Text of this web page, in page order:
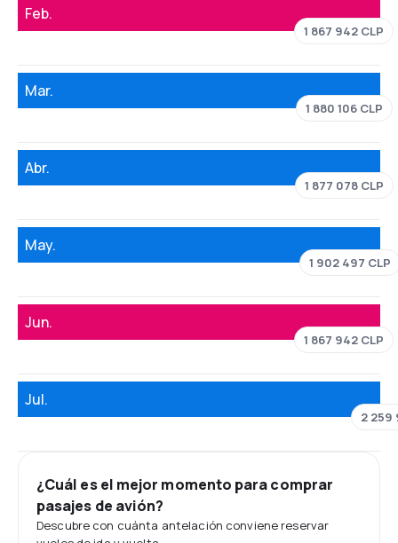
Feb.
1 867 942 CLP
Mar.
1 880 106 CLP
Abr.
1 877 078 CLP
May.
1 902 497 CLP
Jun.
1 867 942 CLP
Jul.
2 259
¿Cuál es el mejor momento para comprar
pasajes de avión?
Descubre con cuánta antelación conviene reservar